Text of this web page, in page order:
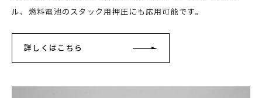
ル、燃料電池のスタック用押圧にも応用可能です。
詳しくはこちら